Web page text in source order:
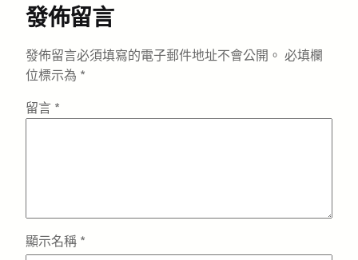
發佈留言
發佈留言必須填寫的電子郵件地址不會公開。 必填欄
位標示為 *
留言 *
顯示名稱 *